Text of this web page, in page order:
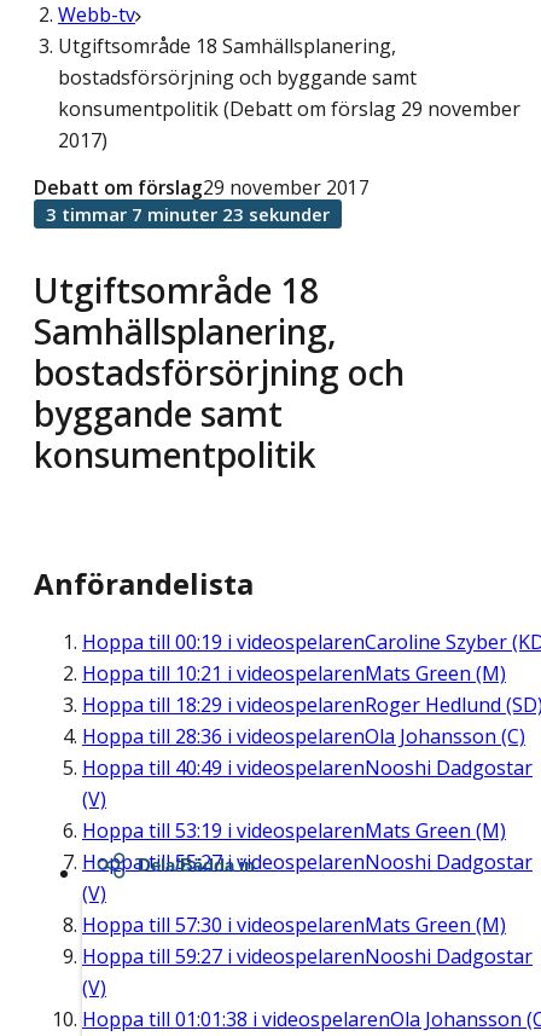
Webb-tv
Utgiftsområde 18 Samhällsplanering,
bostadsförsörjning och byggande samt
konsumentpolitik (Debatt om förslag 29 november
2017)
Utgiftsområde 18
Samhällsplanering,
bostadsförsörjning och
byggande samt
konsumentpolitik
Debatt om förslag29 november 2017
3 timmar 7 minuter 23 sekunder
Anförandelista
Hoppa till 00:19 i videospelarenCaroline Szyber
Hoppa till 10:21 i videospelarenMats Green (M)
Hoppa till 18:29 i videospelarenRoger Hedlund
Hoppa till 28:36 i videospelarenOla Johansson (C)
Hoppa till 40:49 i videospelarenNooshi Dadgostar
(V)
Hoppa till 53:19 i videospelarenMats Green (M)
Hoppa till55:27i videospelarenNooshi Dadgostar
(V)
Hoppa till 57:30 i videospelarenMats Green (M)
Hoppa till 59:27 i videospelarenNooshi Dadgostar
(V)
Hoppa till 01:01:38 i videospelarenOla Johansson
Dela/Bädda in